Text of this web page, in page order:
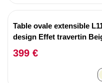
Table ovale extensible
design Effet travertin
399 €